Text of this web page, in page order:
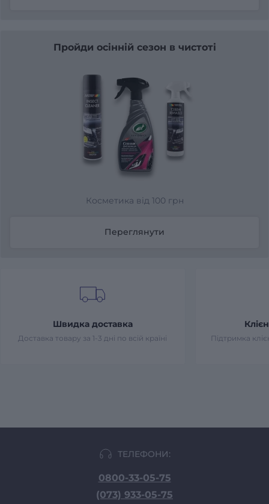
Пройди осінній сезон в чистоті
Косметика від 100 грн
Переглянути
Швидка доставка
Доставка товару за 1-3 дні по всій країні Підтримка
ТЕЛЕФОНИ:
0800-33-05-75
(073) 933-05-75